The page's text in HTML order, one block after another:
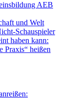
AEB
und Welt
Schauspieler
haben kann:
Praxis“ heißen